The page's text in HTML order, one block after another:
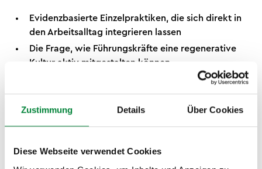
Zustimmung Details Über Cookies
Diese Webseite verwendet Cookies
Evidenzbasierte Einzelpraktiken, die sich direkt in
den Arbeitsalltag integrieren lassen
Die Frage, wie Führungskräfte eine regenerative
Kultur aktiv mitgestalten können
zusammengedacht werden müssen